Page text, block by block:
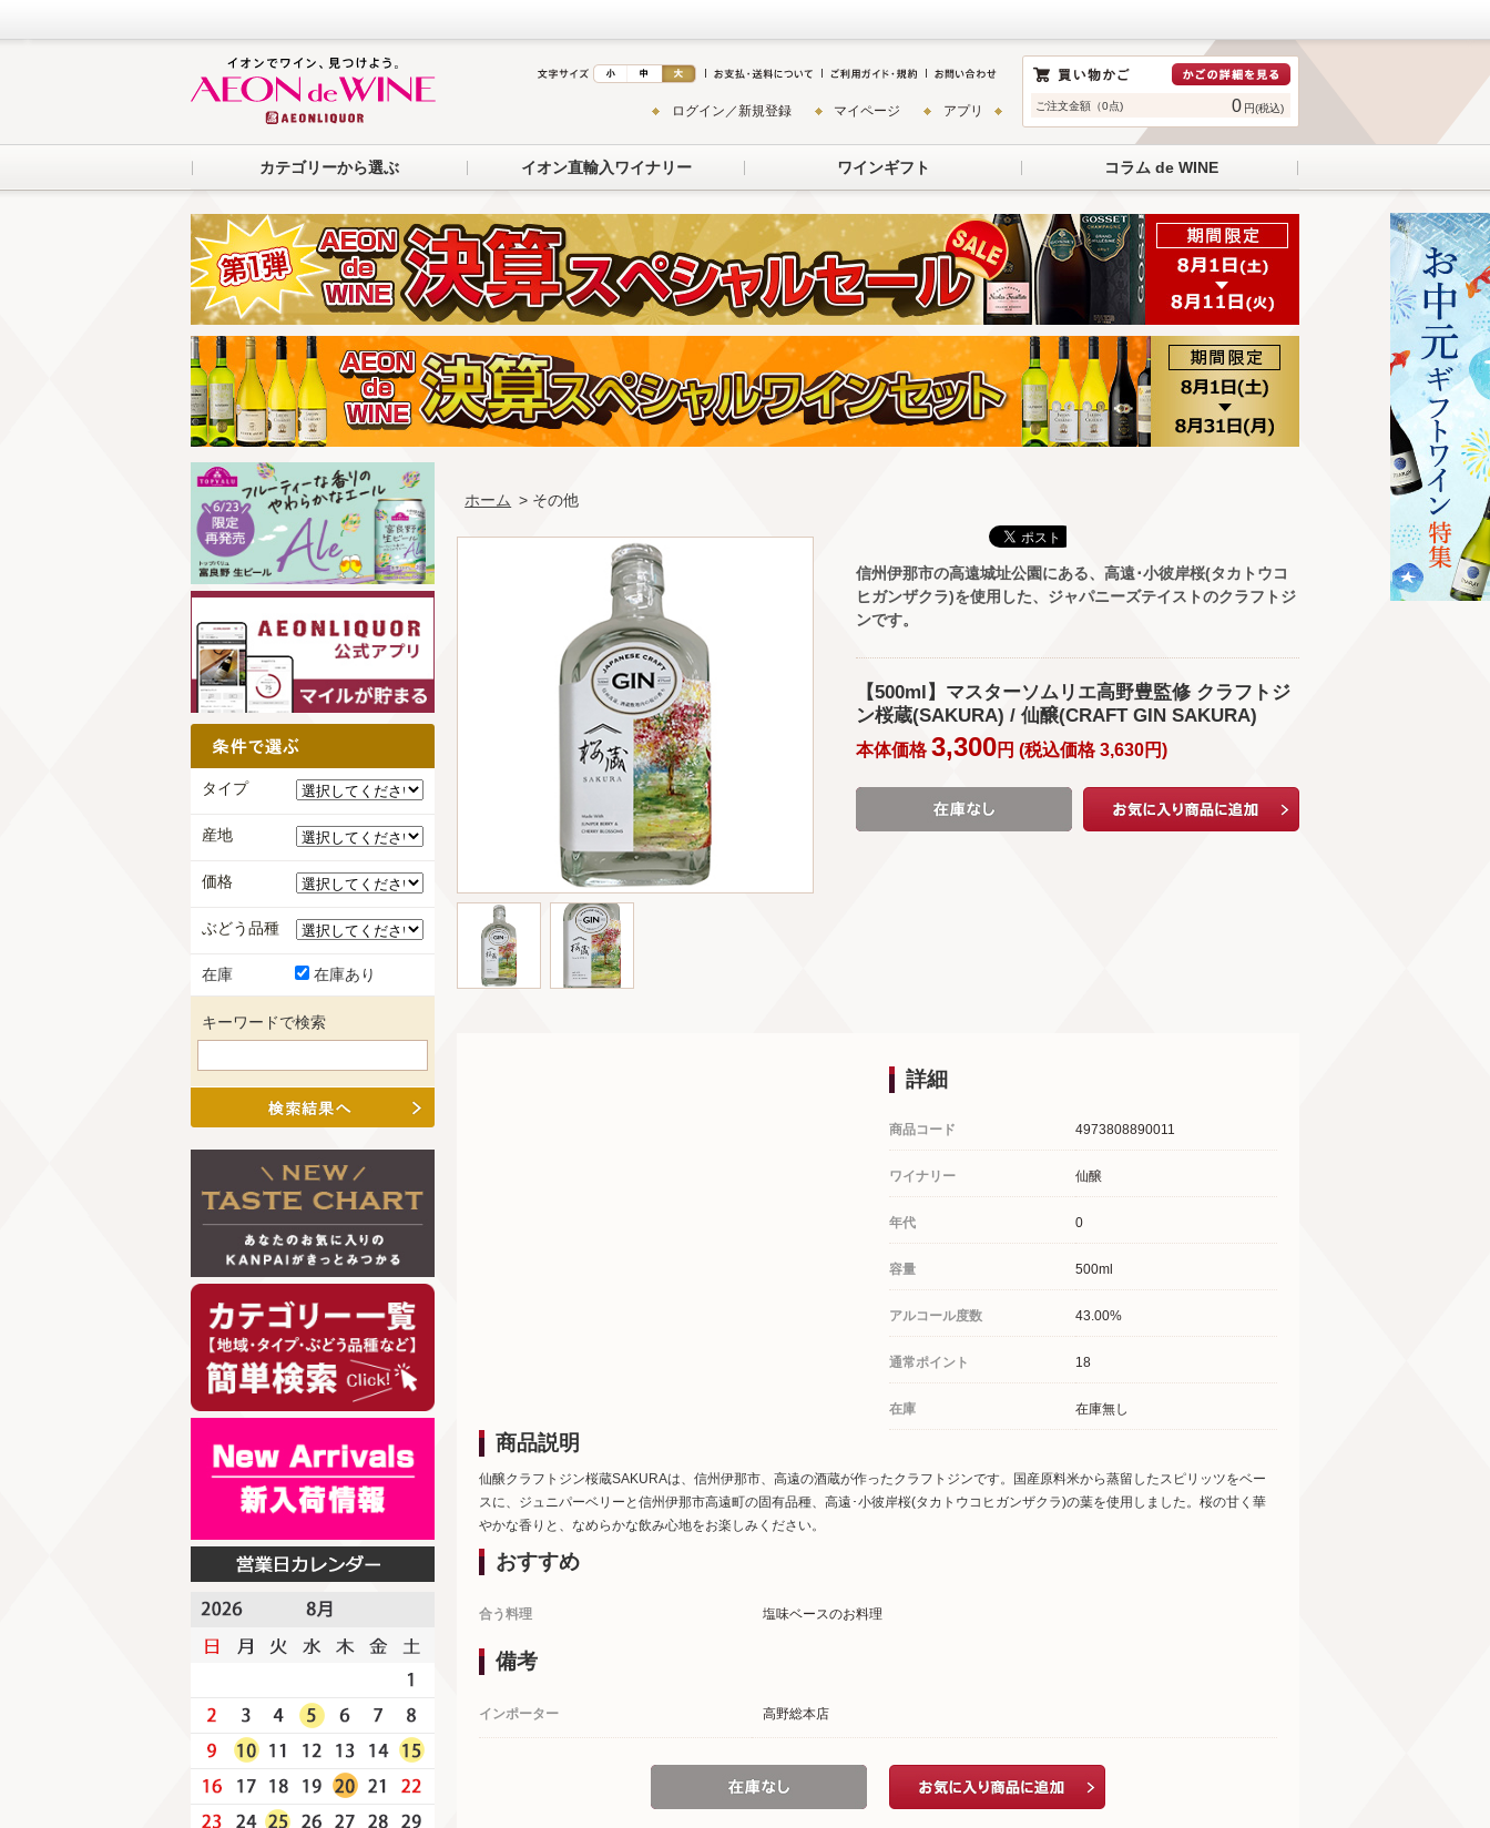
ご注文金額（0点) 0 円(税込)
ログイン／新規登録 マイページ アプリ
カテゴリーから選ぶ イオン直輸入ワイナリー ワインギフト コラム de WINE
ホーム > その他
信州伊那市の高遠城址公園にある、高遠･小彼岸桜(タカトウコ
ヒガンザクラ)を使用した、ジャパニーズテイストのクラフトジ
ンです。
【500ml】マスターソムリエ高野豊監修 クラフトジ
ン桜蔵(SAKURA) / 仙醸(CRAFT GIN SAKURA)
本体価格3,300円 (税込価格3,630円)
詳細
商品コード 4973808890011
ワイナリー 仙醸
年代 0
容量 500ml
アルコール度数 43.00%
通常ポイント 18
在庫 在庫無し
商品説明
仙醸クラフトジン桜蔵SAKURAは、信州伊那市、高遠の酒蔵が作ったクラフトジンです。国産原料米から蒸留したスピリッツをベー
スに、ジュニパーベリーと信州伊那市高遠町の固有品種、高遠･小彼岸桜(タカトウコヒガンザクラ)の葉を使用しました。桜の甘く華
やかな香りと、なめらかな飲み心地をお楽しみください。
おすすめ
合う料理 塩味ベースのお料理
備考
インポーター 高野総本店
タイプ
産地
価格
ぶどう品種
在庫 在庫あり
キーワードで検索